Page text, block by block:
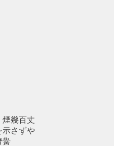
幾百丈
示さずや
黌